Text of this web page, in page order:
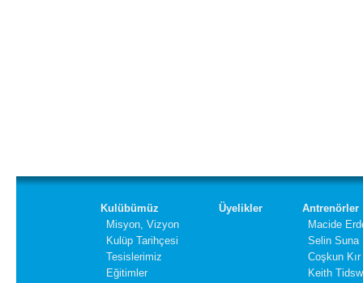
Kulübümüz
Misyon, Vizyon
Kulüp Tarihçesi
Tesislerimiz
Eğitimler
Üyelikler
Antrenörler
Macide
Selin Suna
Coşkun Kır
Keith